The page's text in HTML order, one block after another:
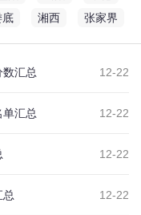
底 湘西 张家界
12-22
汇总
12-22
汇总
12-22
12-22
总